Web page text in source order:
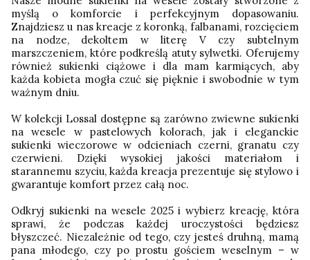
myślą o komforcie i perfekcyjnym dopasowaniu.
Znajdziesz u nas kreacje z koronką, falbanami, rozcięciem
na nodze, dekoltem w literę V czy subtelnym
marszczeniem, które podkreślą atuty sylwetki. Oferujemy
również sukienki ciążowe i dla mam karmiących, aby
każda kobieta mogła czuć się pięknie i swobodnie w tym
ważnym dniu.
W kolekcji Lossal dostępne są zarówno zwiewne sukienki
na wesele w pastelowych kolorach, jak i eleganckie
sukienki wieczorowe w odcieniach czerni, granatu czy
czerwieni. Dzięki wysokiej jakości materiałom i
starannemu szyciu, każda kreacja prezentuje się stylowo i
gwarantuje komfort przez całą noc.
Odkryj sukienki na wesele 2025 i wybierz kreację, która
sprawi, że podczas każdej uroczystości będziesz
błyszczeć. Niezależnie od tego, czy jesteś druhną, mamą
pana młodego, czy po prostu gościem weselnym – w